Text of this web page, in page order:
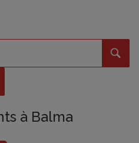
à Balma